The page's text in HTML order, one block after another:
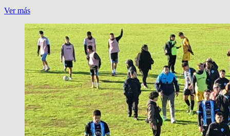
Ver másAUDAZ
ELEVA
ARGENTINO
DE
QUILMES